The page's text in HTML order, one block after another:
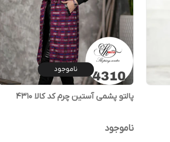
ناموجود
پالتو پشمی آستین چرم کد کالا ۴۳۱۰
ناموجود